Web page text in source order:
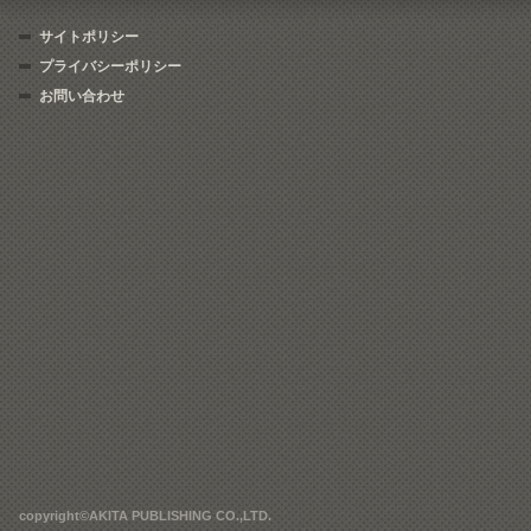
サイトポリシー
プライバシーポリシー
お問い合わせ
copyright©AKITA PUBLISHING CO.,LTD.